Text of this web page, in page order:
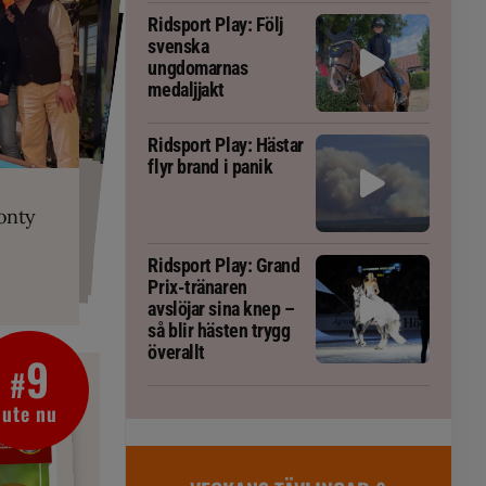
är allt
fång
blivit
tränaren
#9
ute nu
Ridsport Play: Följ
svenska
ungdomarnas
medaljjakt
Ridsport Play: Hästar
flyr brand i panik
Ridsport Play: Grand
Prix-tränaren
avslöjar sina knep –
så blir hästen trygg
överallt